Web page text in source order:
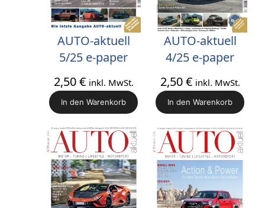
AUTO-aktuell
5/25 e-paper
2,50€ inkl. MwSt.
In den Warenkorb
AUTO-aktuell
4/25 e-paper
2,50€ inkl. MwSt.
In den Warenkorb